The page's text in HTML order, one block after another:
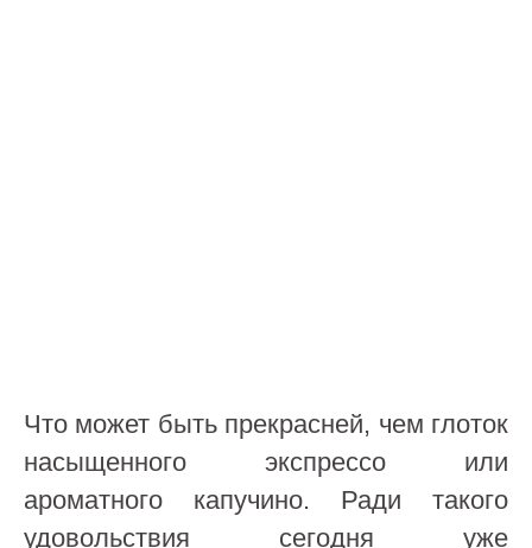
Что может быть прекрасней, чем глоток
насыщенного экспрессо или
ароматного капучино. Ради такого
удовольствия сегодня уже